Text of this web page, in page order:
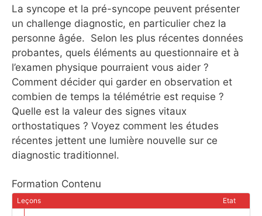
La syncope et la pré-syncope peuvent présenter
un challenge diagnostic, en particulier chez la
personne âgée. Selon les plus récentes données
probantes, quels éléments au questionnaire et à
l’examen physique pourraient vous aider ?
Comment décider qui garder en observation et
combien de temps la télémétrie est requise ?
Quelle est la valeur des signes vitaux
orthostatiques ? Voyez comment les études
récentes jettent une lumière nouvelle sur ce
diagnostic traditionnel.
Formation Contenu
Leçons Etat